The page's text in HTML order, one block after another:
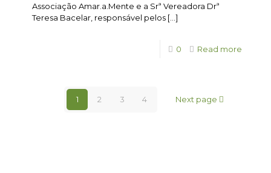
Associação Amar.a.Mente e a Srª Vereadora Drª
Teresa Bacelar, responsável pelos […]
0 Read more
1 2 3 4 Next page